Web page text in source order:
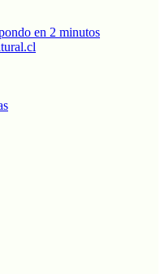
en 2 minutos